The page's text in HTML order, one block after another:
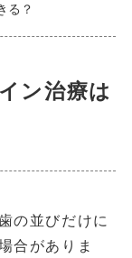
る？
ン治療は
の並びだけに
合がありま